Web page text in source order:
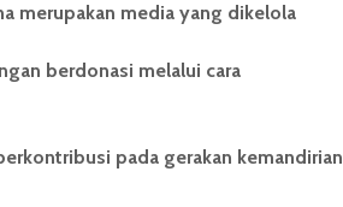
pers
mandiri oleh
merupakan media yang dikelola
berdonasi melalui cara
pada gerakan kemandirian